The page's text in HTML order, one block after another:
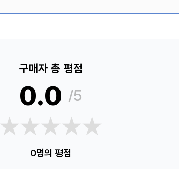
구매자 총 평점
0.0 /5
★★★★★
★★★★★
0명의 평점